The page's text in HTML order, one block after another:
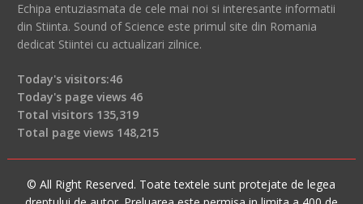
Echipa entuziasmata de cele mai noi si interesante informatii
din Stiinta. Sound of Science este primul site din Romania
dedicat Stiintei cu actualizari zilnice.
Today's visitors:46
Today's page views 46
Total visitors 135,319
Total page views 148,215
© All Right Reserved. Toate textele sunt protejate de legea